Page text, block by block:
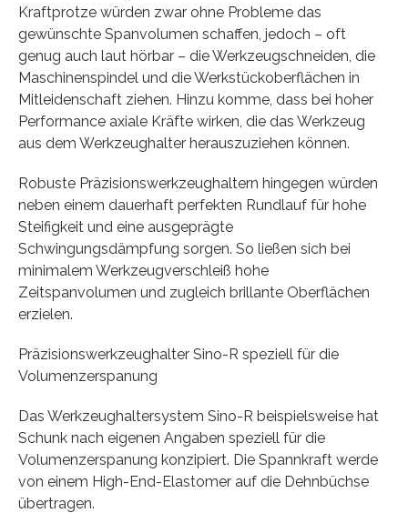
Kraftprotze würden zwar ohne Probleme das
gewünschte Spanvolumen schaffen, jedoch – oft
genug auch laut hörbar – die Werkzeugschneiden, die
Maschinenspindel und die Werkstückoberflächen in
Mitleidenschaft ziehen. Hinzu komme, dass bei hoher
Performance axiale Kräfte wirken, die das Werkzeug
aus dem Werkzeughalter herauszuziehen können.
Robuste Präzisionswerkzeughaltern hingegen würden
neben einem dauerhaft perfekten Rundlauf für hohe
Steifigkeit und eine ausgeprägte
Schwingungsdämpfung sorgen. So ließen sich bei
minimalem Werkzeugverschleiß hohe
Zeitspanvolumen und zugleich brillante Oberflächen
erzielen.
Präzisionswerkzeughalter Sino-R speziell für die
Volumenzerspanung
Das Werkzeughaltersystem Sino-R beispielsweise hat
Schunk nach eigenen Angaben speziell für die
Volumenzerspanung konzipiert. Die Spannkraft werde
von einem High-End-Elastomer auf die Dehnbüchse
übertragen.